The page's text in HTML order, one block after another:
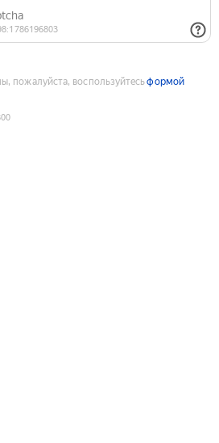
пожалуйста, воспользуйтесьформой